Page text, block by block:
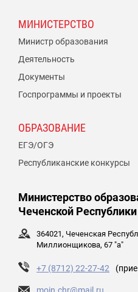
МИНИСТЕРСТВО
Министр образования
Деятельность
Документы
Госпрограммы и проекты
ОБРАЗОВАНИЕ
ЕГЭ/ОГЭ
Республиканские конкурсы
Министерство
Чеченской Республики
364021, Чеченская
Миллионщикова, 67 "а"
+7 (8712) 22-27-42
moin.chr@mail.ru